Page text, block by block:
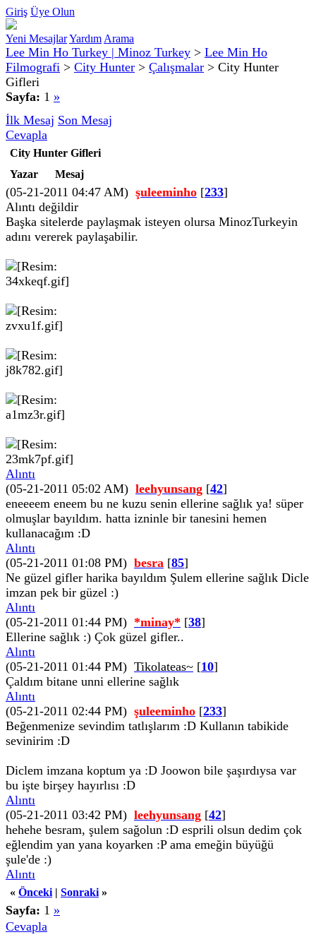
Giriş Üye Olun
Yeni MesajlarYardım Arama
Lee Min Ho Turkey | Minoz Turkey > Lee Min Ho
Filmografi > City Hunter > Çalışmalar > City Hunter
Gifleri
Sayfa: 1 »
İlk Mesaj Son Mesaj
Cevapla
City Hunter Gifleri
Yazar
Mesaj
(05-21-2011 04:47 AM) şuleeminho [233]
Alıntı değildir
Başka sitelerde paylaşmak isteyen olursa MinozTurkeyin
adını vererek paylaşabilir.
Alıntı
(05-21-2011 05:02 AM) leehyunsang [42]
eneeeem eneem bu ne kuzu senin ellerine sağlık ya! süper
olmuşlar bayıldım. hatta izninle bir tanesini hemen
kullanacağım :D
Alıntı
(05-21-2011 01:08 PM) besra [85]
Ne güzel gifler harika bayıldım Şulem ellerine sağlık Dicle
imzan pek bir güzel :)
Alıntı
(05-21-2011 01:44 PM) *minay* [38]
Ellerine sağlık :) Çok güzel gifler..
Alıntı
(05-21-2011 01:44 PM) Tikolateas~ [10]
Çaldım bitane unni ellerine sağlık
Alıntı
(05-21-2011 02:44 PM) şuleeminho [233]
Beğenmenize sevindim tatlışlarım :D Kullanın tabikide
sevinirim :D
Diclem imzana koptum ya :D Joowon bile şaşırdıysa var
bu işte birşey hayırlısı :D
Alıntı
(05-21-2011 03:42 PM) leehyunsang [42]
hehehe besram, şulem sağolun :D esprili olsun dedim çok
eğlendim yan yana koyarken :P ama emeğin büyüğü
şule'de :)
Alıntı
« Önceki | Sonraki »
Sayfa: 1 »
Cevapla